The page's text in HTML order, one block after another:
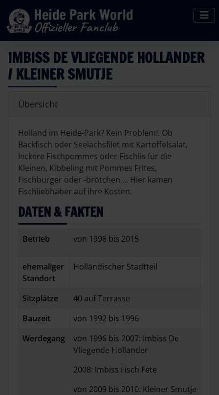
IMBISS DE VLIEGENDE HOLLANDER
/ KLEINER SMUTJE
Übersicht
Holland im Heide-Park? Kein Problem!. Ob
Backfisch oder Seelachsfilet mit Kartoffelsalat,
leckere Fischpommes oder Fischlis für die
Kleinen, Kibbeling mit Pommes Frites,
Fischburger oder -brötchen ... Hier kamen
Fischliebhaber auf ihre Kosten.
DATEN & FAKTEN
Betrieb von 1996 bis 2015
ehemaliger
Standort
Holländischer Stadtteil
Sitzplätze
40 auf Terrasse
Bauzeit
von 1992 bis 1996
Werdegang
von 1996 bis 2007: Imbiss De
Vliegende Hollander
2008: Imbiss Fisch Fete
von 2009 bis 2010: Kleiner Smutje